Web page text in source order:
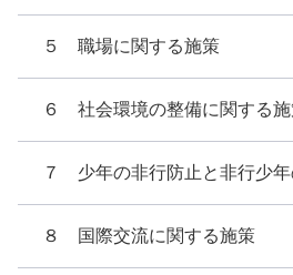
５ 職場に関する施策
６ 社会環境の整備に関する
７ 少年の非行防止と非行少年
８ 国際交流に関する施策